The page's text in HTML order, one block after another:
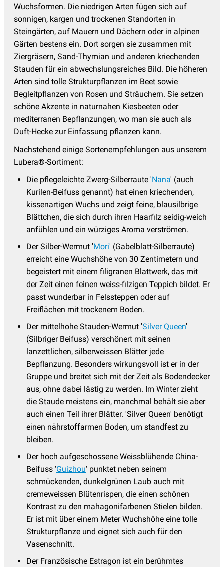
Wiesenraute(8)
Winteraster - Chrysanthemum(12)
Wolfsmilch - Euphorbia(13)
Ziersalbei(15)
Ziest - Stachys
Wuchsformen. Die niedrigen Arten fügen sich auf
sonnigen, kargen und trockenen Standorten in
Steingärten, auf Mauern und Dächern oder in alpinen
Gärten bestens ein. Dort sorgen sie zusammen mit
Ziergräsern, Sand-Thymian und anderen kriechenden
Stauden für ein abwechslungsreiches Bild. Die höheren
Arten sind tolle Strukturpflanzen im Beet sowie
Begleitpflanzen von Rosen und Sträuchern. Sie setzen
schöne Akzente in naturnahen Kiesbeeten oder
mediterranen Bepflanzungen, wo man sie auch als
Duft-Hecke zur Einfassung pflanzen kann.
Nachstehend einige Sortenempfehlungen aus unserem
Lubera®-Sortiment:
Die pflegeleichte Zwerg-Silberraute 'Nana' (auch
Kurilen-Beifuss genannt) hat einen kriechenden,
kissenartigen Wuchs und zeigt feine, blausilbrige
Blättchen, die sich durch ihren Haarfilz seidig-weich
anfühlen und ein würziges Aroma verströmen.
Der Silber-Wermut 'Mori' (Gabelblatt-Silberraute)
erreicht eine Wuchshöhe von 30 Zentimetern und
begeistert mit einem filigranen Blattwerk, das mit
der Zeit einen feinen weiss-filzigen Teppich bildet. Er
passt wunderbar in Felssteppen oder auf
Freiflächen mit trockenem Boden.
Der mittelhohe Stauden-Wermut 'Silver Queen'
(Silbriger Beifuss) verschönert mit seinen
lanzettlichen, silberweissen Blätter jede
Bepflanzung. Besonders wirkungsvoll ist er in der
Gruppe und breitet sich mit der Zeit als Bodendecker
aus, ohne dabei lästig zu werden. Im Winter zieht
die Staude meistens ein, manchmal behält sie aber
auch einen Teil ihrer Blätter. 'Silver Queen' benötigt
einen nährstoffarmen Boden, um standfest zu
bleiben.
Der hoch aufgeschossene Weissblühende China-
Beifuss 'Guizhou' punktet neben seinem
schmückenden, dunkelgrünen Laub auch mit
cremeweissen Blütenrispen, die einen schönen
Kontrast zu den mahagonifarbenen Stielen bilden.
Er ist mit über einem Meter Wuchshöhe eine tolle
Strukturpflanze und eignet sich auch für den
Vasenschnitt.
Der Französische Estragon ist ein berühmtes